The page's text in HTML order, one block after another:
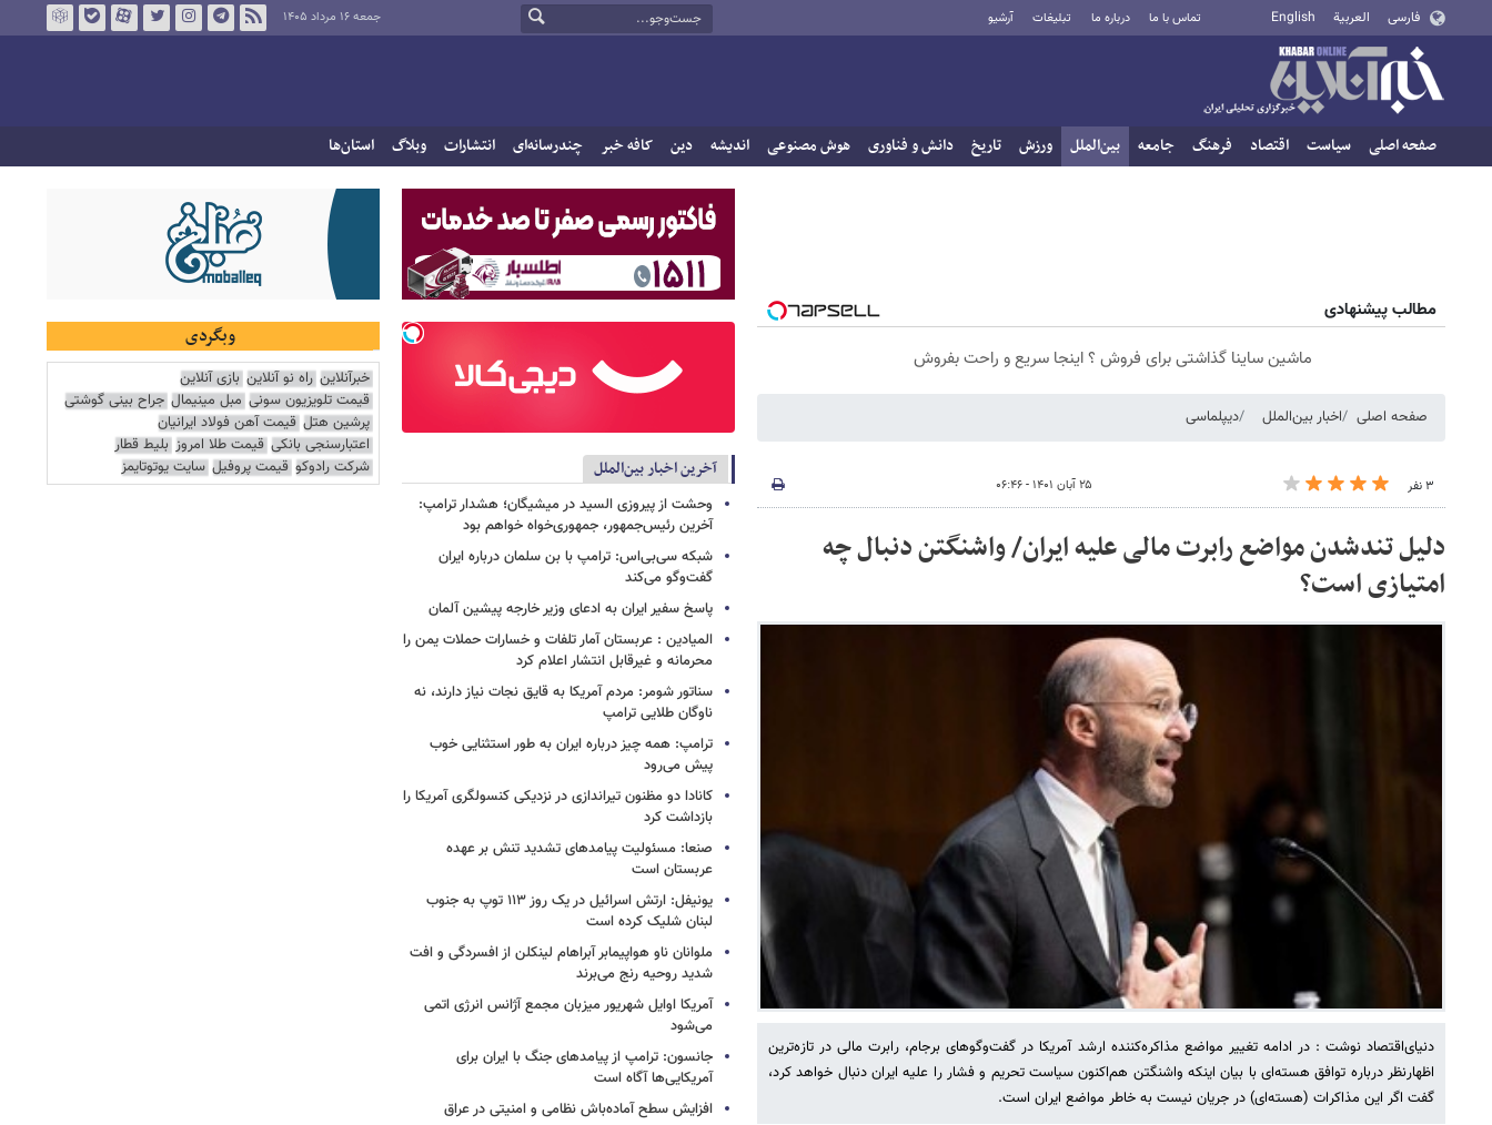
فارسی العربية English تماس با ما درباره ما تبلیغات آرشیو جمعه ۱۶ مرداد ۱۴۰۵
صفحه اصلی سیاست اقتصاد فرهنگ جامعه بین‌الملل ورزش تاریخ دانش و فناوری هوش مصنوعی اندیشه دین کافه خبر چندرسانه‌ای انتشارات وبلاگ استان‌ها
مطالب پیشنهادی
ماشین ساینا گذاشتی برای فروش ؟ اینجا سریع و راحت بفروش
صفحه اصلی اخبار بین‌الملل دیپلماسی
۳ نفر ۲۵ آبان ۱۴۰۱ - ۰۶:۴۶
دلیل تندشدن مواضع رابرت مالی علیه ایران/ واشنگتن دنبال چه
امتیازی است؟
دنیای‌اقتصاد نوشت : در ادامه تغییر مواضع مذاکره‌کننده ارشد آمریکا در گفت‌وگوهای برجام، رابرت مالی در تازه‌ترین
اظهارنظر درباره توافق هسته‌ای با بیان اینکه واشنگتن هم‌اکنون سیاست تحریم و فشار را علیه ایران دنبال خواهد کرد،
گفت اگر این مذاکرات (هسته‌ای) در جریان نیست به خاطر مواضع ایران است.
آخرین اخبار بین‌الملل
وحشت از پیروزی السید در میشیگان؛ هشدار ترامپ:
آخرین رئیس‌جمهور، جمهوری‌خواه خواهم بود
شبکه سی‌بی‌اس: ترامپ با بن سلمان درباره ایران
گفت‌وگو می‌کند
پاسخ سفیر ایران به ادعای وزیر خارجه پیشین آلمان
المیادین : عربستان آمار تلفات و خسارات حملات یمن را
محرمانه و غیرقابل انتشار اعلام کرد
سناتور شومر: مردم آمریکا به قایق نجات نیاز دارند، نه
ناوگان طلایی ترامپ
ترامپ: همه چیز درباره ایران به طور استثنایی خوب
پیش می‌رود
کانادا دو مظنون تیراندازی در نزدیکی کنسولگری آمریکا را
بازداشت کرد
صنعا: مسئولیت پیامدهای تشدید تنش بر عهده
عربستان است
یونیفل: ارتش اسرائیل در یک روز ۱۱۳ توپ به جنوب
لبنان شلیک کرده است
ملوانان ناو هواپیمابر آبراهام لینکلن از افسردگی و افت
شدید روحیه رنج می‌برند
آمریکا اوایل شهریور میزبان مجمع آژانس انرژی اتمی
می‌شود
جانسون: ترامپ از پیامدهای جنگ با ایران برای
آمریکایی‌ها آگاه است
افزایش سطح آماده‌باش نظامی و امنیتی در عراق
وبگردی
خبرآنلاین راه نو آنلاین بازی آنلاین
قیمت تلویزیون سونی مبل مینیمال جراح بینی گوشتی
پرشین هتل قیمت آهن فولاد ایرانیان
اعتبارسنجی بانکی قیمت طلا امروز بلیط قطار
شرکت رادوکو قیمت پروفیل سایت یوتوتایمز